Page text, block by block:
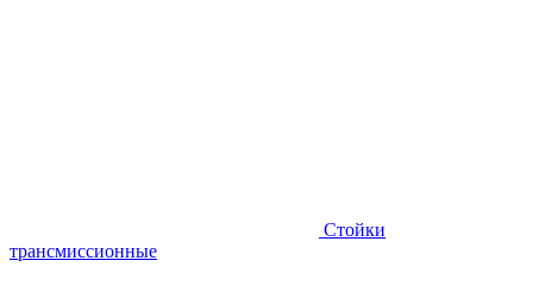
Стойки
трансмиссионные